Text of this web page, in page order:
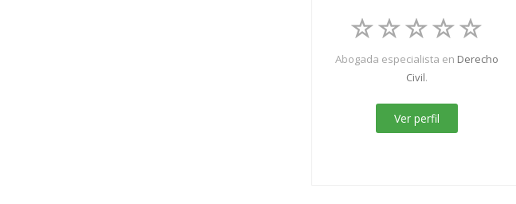
Abogada especialista en Derecho
Civil.
Ver perfil